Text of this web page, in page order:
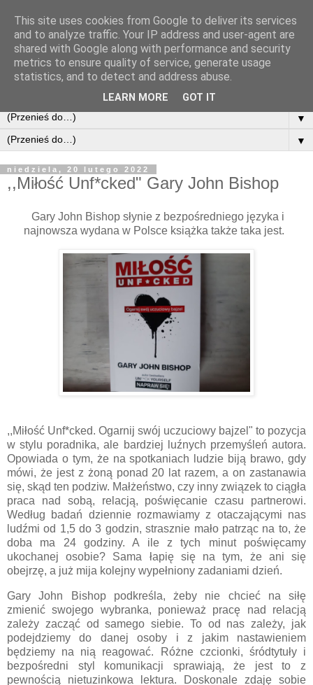
▼
▼
niedziela, 20 lutego 2022
,,Miłość Unf*cked" Gary John Bishop
Gary John Bishop słynie z bezpośredniego języka i
najnowsza wydana w Polsce książka także taka jest.
,,Miłość Unf*cked. Ogarnij swój uczuciowy bajzel" to pozycja
w stylu poradnika, ale bardziej luźnych przemyśleń autora.
Opowiada o tym, że na spotkaniach ludzie biją brawo, gdy
mówi, że jest z żoną ponad 20 lat razem, a on zastanawia
się, skąd ten podziw. Małżeństwo, czy inny związek to ciągła
praca nad sobą, relacją, poświęcanie czasu partnerowi.
Według badań dziennie rozmawiamy z otaczającymi nas
ludźmi od 1,5 do 3 godzin, strasznie mało patrząc na to, że
doba ma 24 godziny. A ile z tych minut poświęcamy
ukochanej osobie? Sama łapię się na tym, że ani się
obejrzę, a już mija kolejny wypełniony zadaniami dzień.
Gary John Bishop podkreśla, żeby nie chcieć na siłę
zmienić swojego wybranka, ponieważ pracę nad relacją
zależy zacząć od samego siebie. To od nas zależy, jak
podejdziemy do danej osoby i z jakim nastawieniem
będziemy na nią reagować. Różne czcionki, śródtytuły i
bezpośredni styl komunikacji sprawiają, że jest to z
pewnością nietuzinkowa lektura. Doskonale zdaję sobie
This site uses cookies from Google to deliver its services
and to analyze traffic. Your IP address and user-agent are
shared with Google along with performance and security
metrics to ensure quality of service, generate usage
statistics, and to detect and address abuse.
LEARN MORE GOT IT